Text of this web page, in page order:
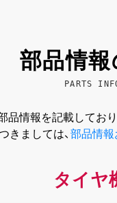
部品情
PARTS
情報を記載してお
きましては、 部品情報
タイヤ